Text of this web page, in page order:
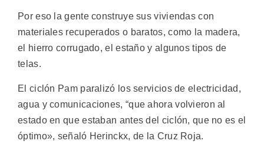
Por eso la gente construye sus viviendas con
materiales recuperados o baratos, como la madera,
el hierro corrugado, el estaño y algunos tipos de
telas.
El ciclón Pam paralizó los servicios de electricidad,
agua y comunicaciones, “que ahora volvieron al
estado en que estaban antes del ciclón, que no es el
óptimo», señaló Herinckx, de la Cruz Roja.